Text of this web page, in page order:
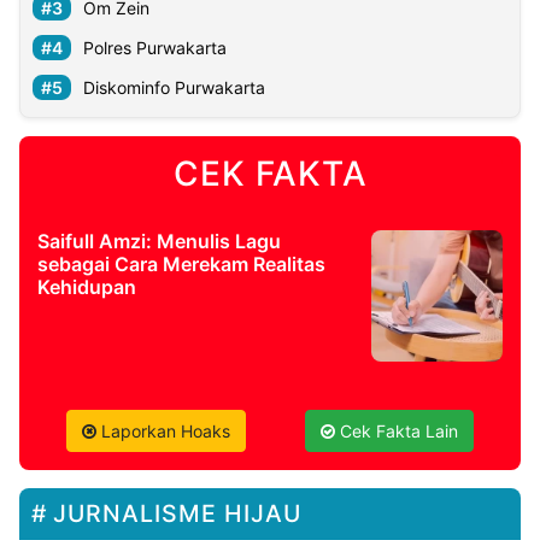
Om Zein
Polres Purwakarta
Diskominfo Purwakarta
CEK FAKTA
Saifull Amzi: Menulis Lagu
sebagai Cara Merekam Realitas
Kehidupan
Laporkan Hoaks Cek Fakta Lain
JURNALISME HIJAU